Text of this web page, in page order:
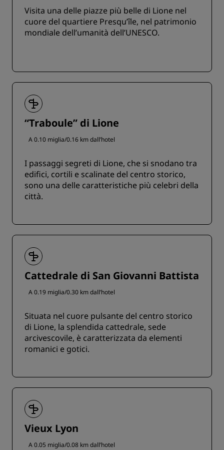
Visita una delle piazze più belle di Lione nel
cuore del quartiere Presqu’île, nel patrimonio
mondiale dell’umanità dell’UNESCO.
“Traboule” di Lione
A 0.10 miglia/0.16 km dall’hotel
I passaggi segreti di Lione, che si snodano tra
edifici, cortili e scalinate del centro storico,
sono una delle caratteristiche più celebri della
città.
Cattedrale di San Giovanni Battista
A 0.19 miglia/0.30 km dall’hotel
Situata nel cuore pulsante del centro storico
di Lione, la splendida cattedrale, sede
arcivescovile, è caratterizzata da elementi
romanici e gotici.
Vieux Lyon
A 0.05 miglia/0.08 km dall’hotel